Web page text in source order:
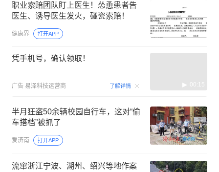
职业索赔团队盯上医生！怂恿患者告
医生、诱导医生发火，碰瓷索赔！
健康界 打开APP
凭手机号，确认领取！
广告 易泽科技运营商 了解详情 00:15
半月狂盗50余辆校园自行车，这对“偷
车搭档”被抓了
爱济南 打开APP
流窜浙江宁波、湖州、绍兴等地作案